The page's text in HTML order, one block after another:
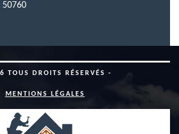
TOUS DROITS RÉSERVÉS -
MENTIONS LÉGALES